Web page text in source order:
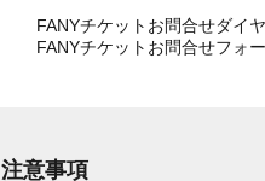
FANYチケットお問合せダイ
FANYチケットお問合せフォ
注意事項